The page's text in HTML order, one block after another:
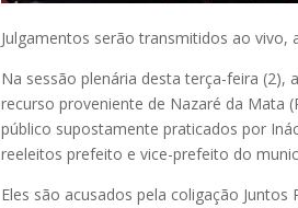
Julgamentos serão transmitidos ao vivo,
Na sessão plenária desta terça-feira (2),
recurso proveniente de Nazaré da Mata
público supostamente praticados por
reeleitos prefeito e vice-prefeito do
Eles são acusados pela coligação